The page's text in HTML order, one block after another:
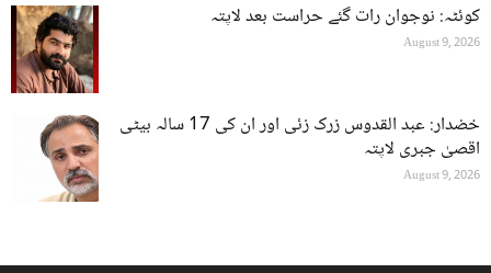
کوئٹہ: نوجوان رات گئے حراست بعد لاپتہ
August 9, 2026
خضدار: عبد القدوس زرک زئی اور ان کی 17 سالہ بیٹی
اقصیٰ جبری لاپتہ
August 9, 2026